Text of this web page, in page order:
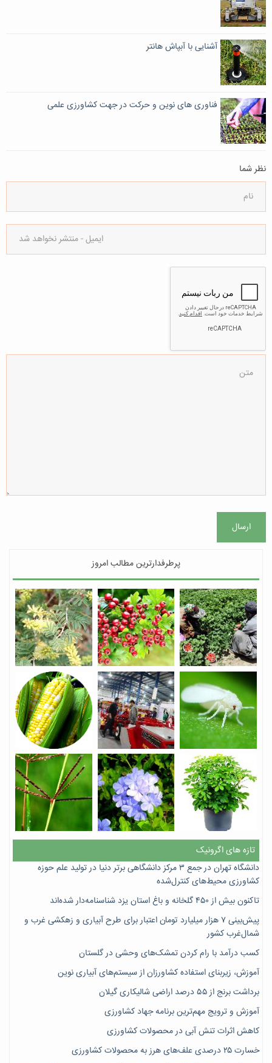
آشنایی با آبپاش هانتر
فناوری های نوین و حرکت در جهت کشاورزی علمی
نظر شما
ارسال
پرطرفدارترین مطالب امروز
تازه های اگرونیک
دانشگاه تهران در جمع ۳ مرکز دانشگاهی برتر دنیا در تولید علم حوزه
کشاورزی محیط‌های کنترل‌شده
تاکنون بیش از ۴۵۰ گلخانه و باغ استان یزد شناسنامه‌دار شده‌اند
پیش‌بینی ۷‌ هزار میلیارد تومان اعتبار برای طرح آبیاری و زهکشی غرب و
شمال‌غرب کشور
کسب درآمد با رام کردن تمشک‌های وحشی در گلستان
آموزش، زیربنای استفاده کشاورزان از سیستم‌های آبیاری نوین
برداشت برنج از ۵۵ درصد اراضی شالیکاری گیلان
آموزش و ترویج مهم‌ترین برنامه جهاد کشاورزی
کاهش اثرات تنش آبی در محصولات کشاورزی
خسارت ۲۵ درصدی علف‌های هرز به محصولات کشاورزی